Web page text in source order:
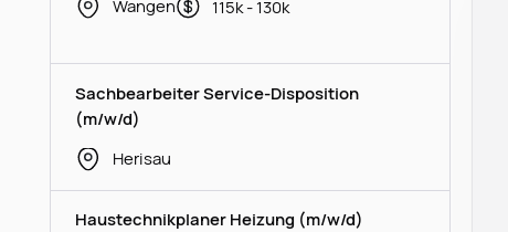
Wangen
115k - 130k
Sachbearbeiter Service-Disposition
(m/w/d)
Herisau
Haustechnikplaner Heizung (m/w/d)